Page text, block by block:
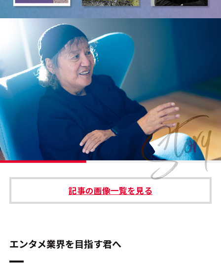
#エンタメ業界のちょっといい話
#サステナブルな取り組み #スタッフが語る
運営会社 プライバシーポリシー
本サイトご利用にあたって Cookie Settings
記事の画像一覧を見る
エンタメ業界を目指す君へ